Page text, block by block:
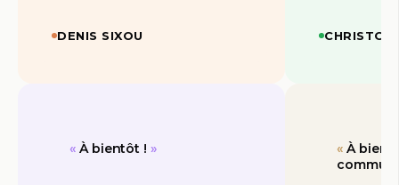
DENIS SIXOU
À bientôt !
À